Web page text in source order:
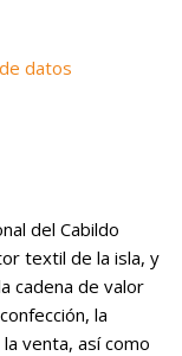
datos
del Cabildo
textil de la isla, y
cadena de valor
la
venta, así como